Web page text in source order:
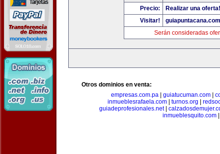
Precio:
Realizar una oferta!
Visitar!
guiapuntacana.com
Serán consideradas
Otros dominios en venta:
empresas.com.pa
guiatucuman.com
inmueblesrafaela.com
turnos.org
guiadeprofesionales.net|
inmueblesquito.com